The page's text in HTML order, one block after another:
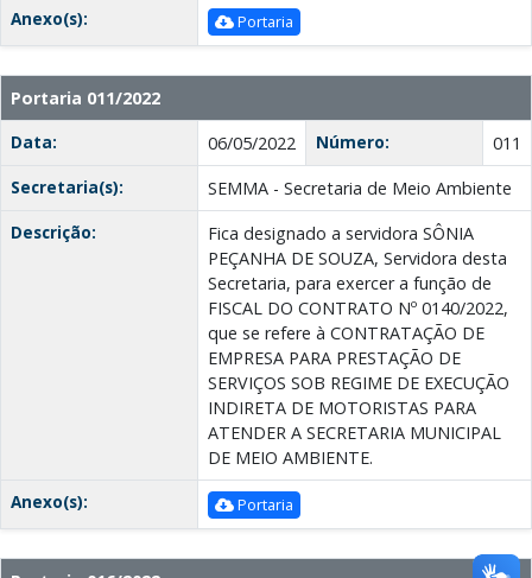
Anexo(s):
Portaria
Portaria 011/2022
Data:
06/05/2022 Número:
011
Secretaria(s):
SEMMA - Secretaria de Meio Ambiente
Descrição:
Fica designado a servidora SÔNIA
PEÇANHA DE SOUZA, Servidora desta
Secretaria, para exercer a função de
FISCAL DO CONTRATO Nº 0140/2022,
que se refere à CONTRATAÇÃO DE
EMPRESA PARA PRESTAÇÃO DE
SERVIÇOS SOB REGIME DE EXECUÇÃO
INDIRETA DE MOTORISTAS PARA
ATENDER A SECRETARIA MUNICIPAL
DE MEIO AMBIENTE.
Anexo(s):
Portaria